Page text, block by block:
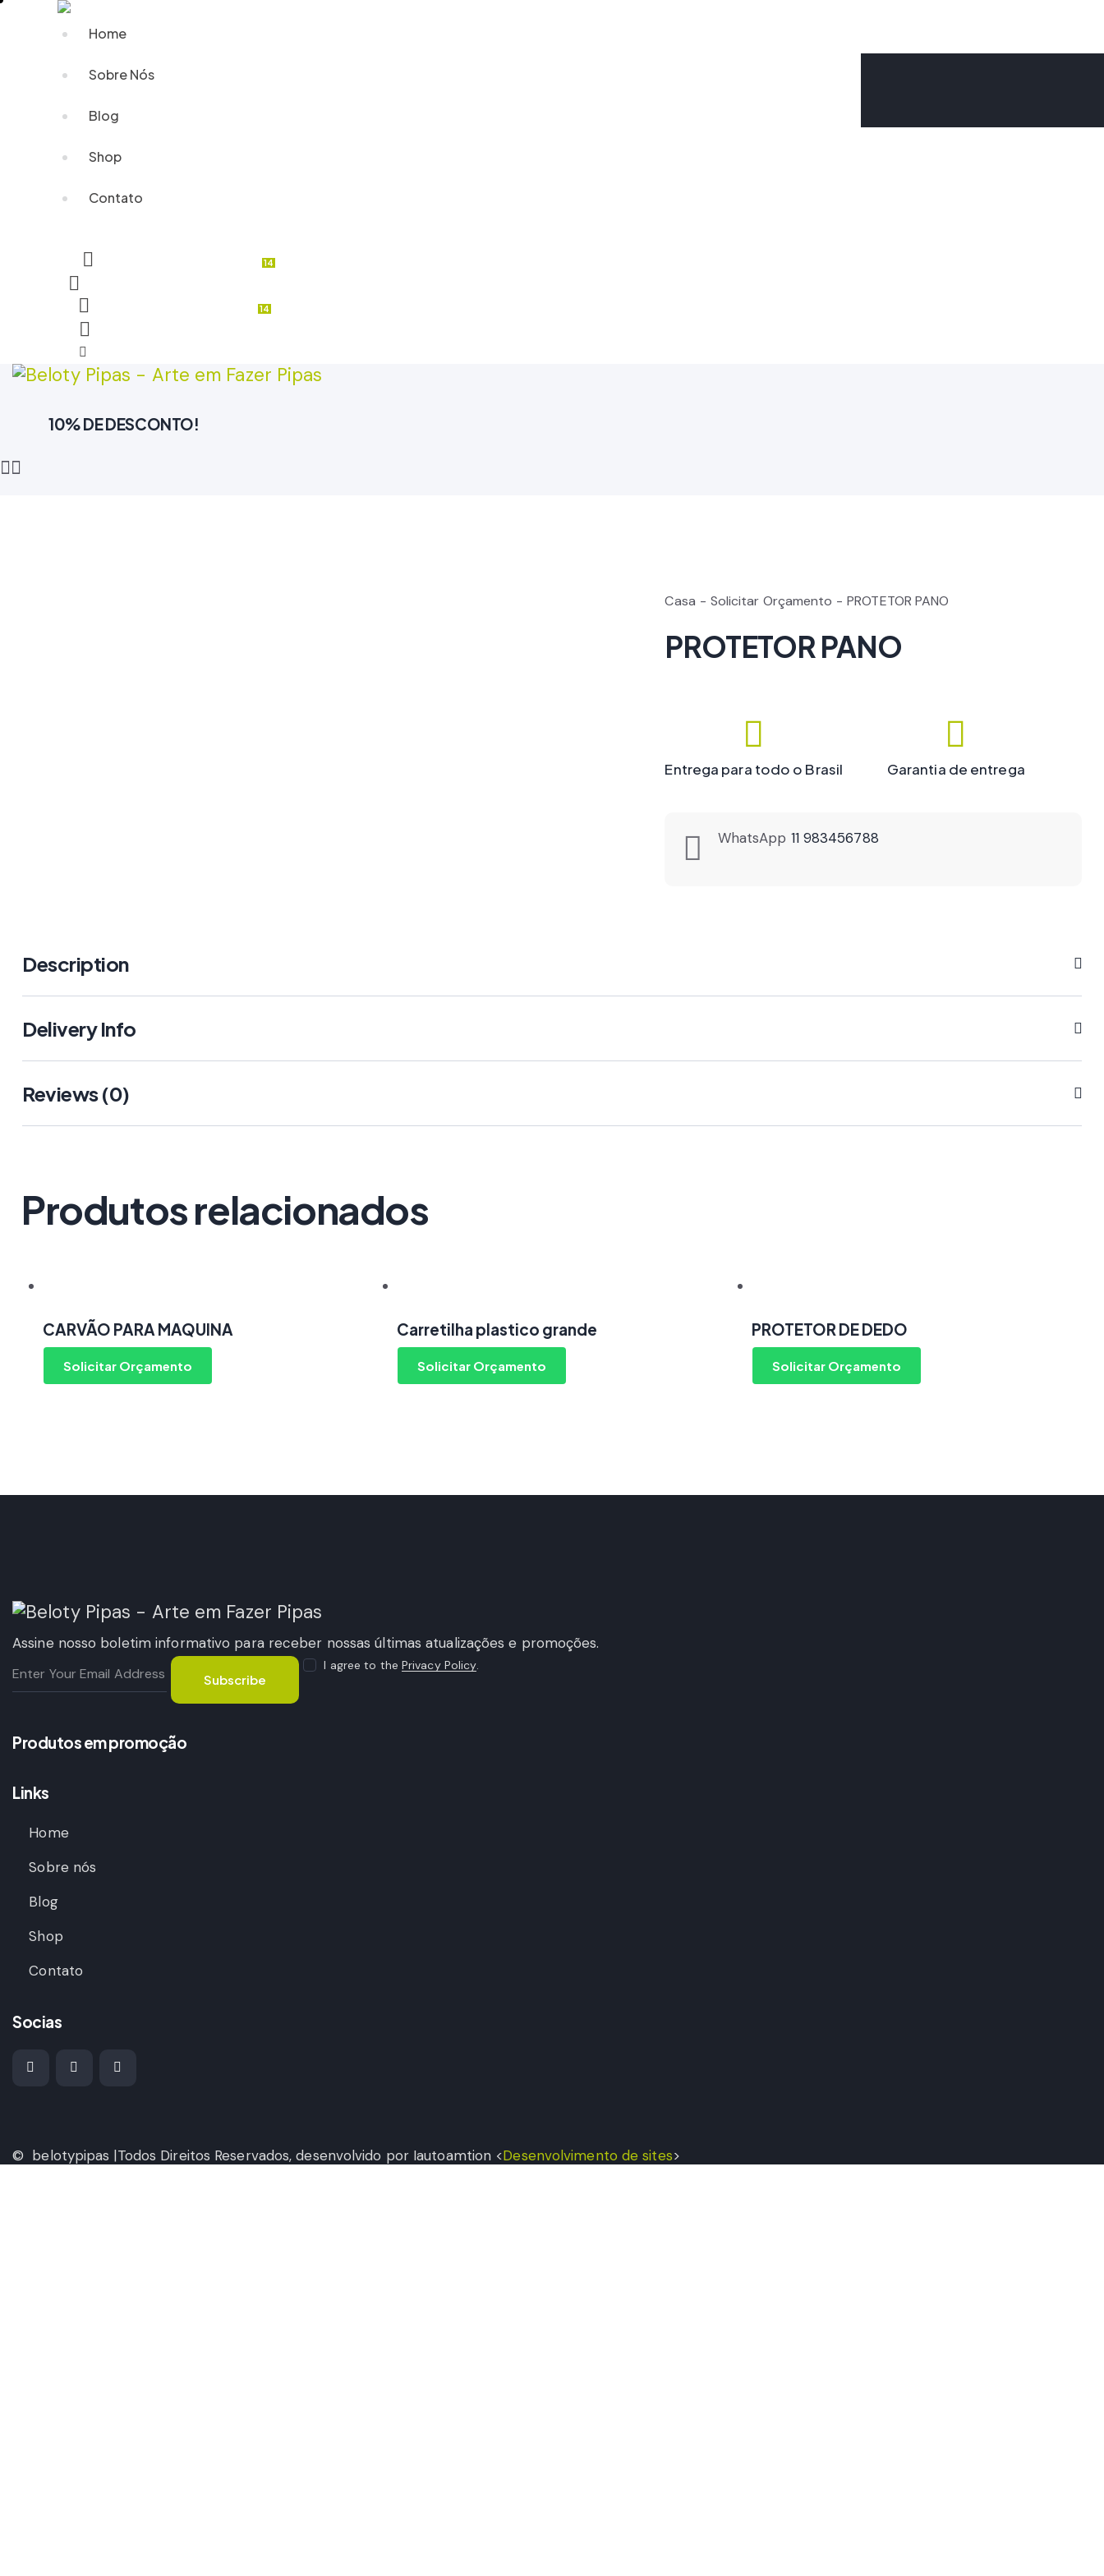
Home
Sobre Nós
Blog
Shop
Contato
14
14
10% DE DESCONTO!
Casa Solicitar Orçamento PROTETOR PANO
PROTETOR PANO
Entrega para todo o Brasil Garantia de entrega
WhatsApp 11 983456788
Description
Delivery Info
Reviews (0)
Produtos relacionados
CARVÃO PARA MAQUINA
Solicitar Orçamento
Carretilha plastico grande
Solicitar Orçamento
PROTETOR DE DEDO
Solicitar Orçamento
Assine nosso boletim informativo para receber nossas últimas atualizações e promoções.
Subscribe
I agree to the Privacy Policy.
Produtos em promoção
Links
Home
Sobre nós
Blog
Shop
Contato
Socias
© belotypipas |Todos Direitos Reservados, desenvolvido por Iautoamtion <Desenvolvimento de sites>